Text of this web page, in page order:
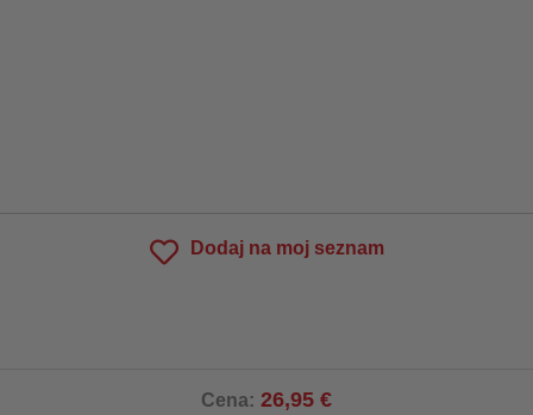
Dodaj na moj seznam
Cena: 26,95 €